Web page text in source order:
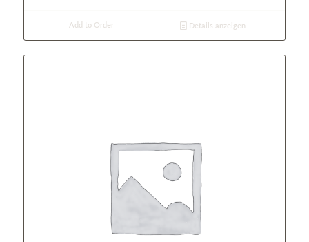
Add to Order Details anzeigen